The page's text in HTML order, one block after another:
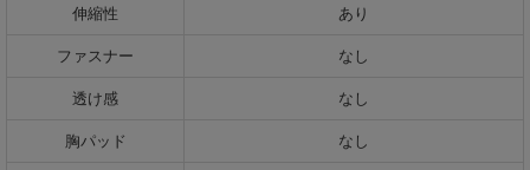
伸縮性
あり
ファスナー
なし
透け感
なし
胸パッド
なし